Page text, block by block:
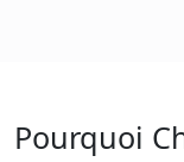
Pourquoi